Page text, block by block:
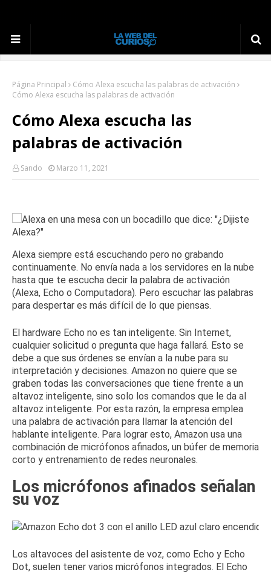
Página Principal
Cómo Alexa escucha las palabras de activación
Cómo Alexa escucha las palabras de activación
Cómo Alexa escucha las
palabras de activación
Sando Marzo 11, 2021
Alexa siempre está escuchando pero no grabando
continuamente. No envía nada a los servidores en la nube
hasta que te escucha decir la palabra de activación
(Alexa, Echo o Computadora). Pero escuchar las palabras
para despertar es más difícil de lo que piensas.
El hardware Echo no es tan inteligente. Sin Internet,
cualquier solicitud o pregunta que haga fallará. Esto se
debe a que sus órdenes se envían a la nube para su
interpretación y decisiones. Amazon no quiere que se
graben todas las conversaciones que tiene frente a un
altavoz inteligente, sino solo los comandos que le da al
altavoz inteligente. Por esta razón, la empresa emplea
una palabra de activación para llamar la atención del
hablante inteligente. Para lograr esto, Amazon usa una
combinación de micrófonos afinados, un búfer de memoria
corto y entrenamiento de redes neuronales.
Los micrófonos afinados señalan
su voz
Los altavoces del asistente de voz, como Echo y Echo
Dot, suelen tener varios micrófonos integrados. El Echo